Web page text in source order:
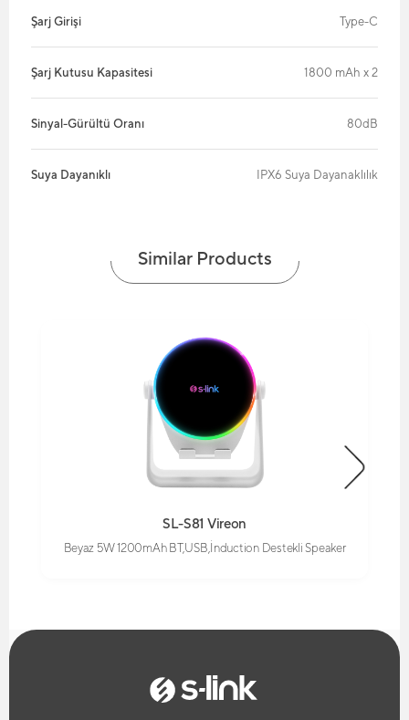
Şarj Girişi Type-C
Şarj Kutusu Kapasitesi 1800 mAh x 2
Sinyal-Gürültü Oranı 80dB
Suya Dayanıklı IPX6 Suya Dayanaklılık
Similar Products
SL-S81 Vireon
Beyaz 5W 1200mAh BT,USB,İnduction Destekli Speaker